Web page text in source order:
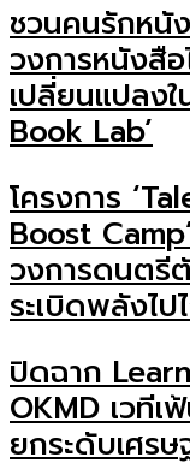
ชวนคนรักหนั
วงการหนังสื
เปลี่ยนแปลง
Book Lab’
โครงการ
Boost
วงการดนตรี
ระเบิดพลังไป
ปิดฉาก
OKMD เวที
ยกระดับเศร